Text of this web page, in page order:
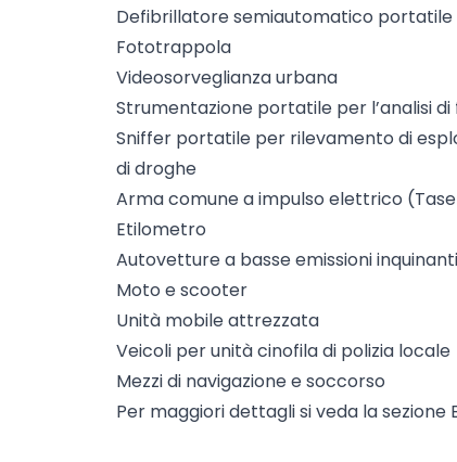
Defibrillatore semiautomatico portatile
Fototrappola
Videosorveglianza urbana
Strumentazione portatile per l’analisi
Sniffer portatile per rilevamento di
di droghe
Arma comune a impulso elettrico
Etilometro
Autovetture a basse emissioni inquinanti
Moto e scooter
Unità mobile attrezzata
Veicoli per unità cinofila di polizia locale
Mezzi di navigazione e soccorso
Per maggiori dettagli si veda la sezione